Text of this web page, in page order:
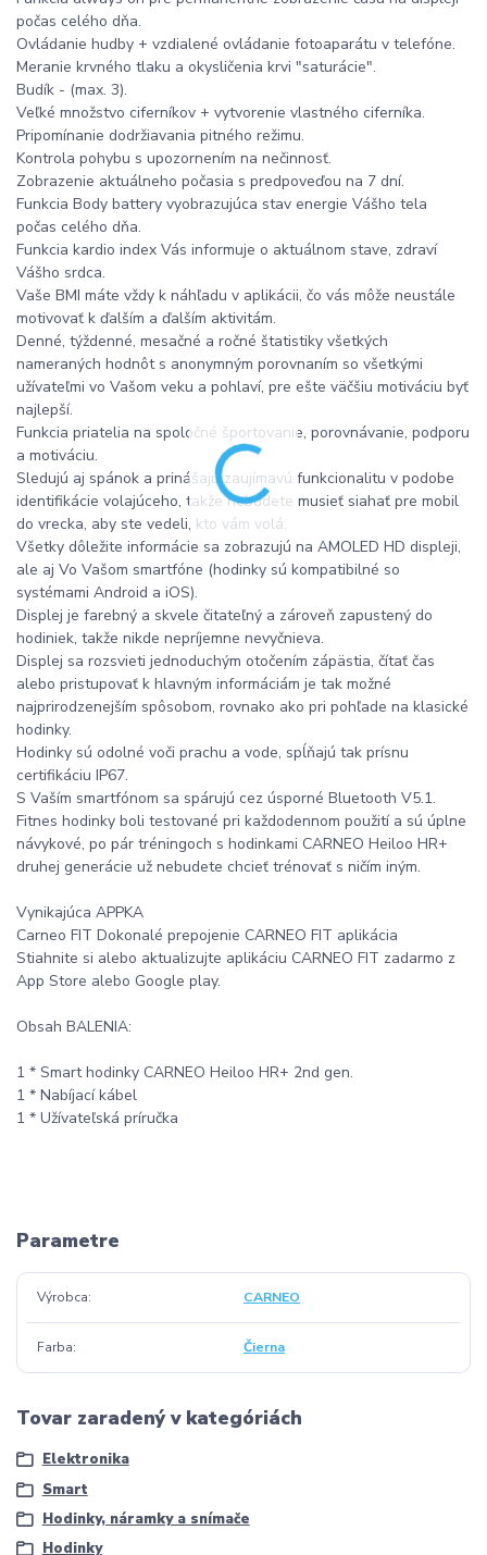
počas celého dňa.
Ovládanie hudby + vzdialené ovládanie fotoaparátu v telefóne.
Meranie krvného tlaku a okysličenia krvi "saturácie".
Budík - (max. 3).
Veľké množstvo ciferníkov + vytvorenie vlastného ciferníka.
Pripomínanie dodržiavania pitného režimu.
Kontrola pohybu s upozornením na nečinnosť.
Zobrazenie aktuálneho počasia s predpoveďou na 7 dní.
Funkcia Body battery vyobrazujúca stav energie Vášho tela
počas celého dňa.
Funkcia kardio index Vás informuje o aktuálnom stave, zdraví
Vášho srdca.
Vaše BMI máte vždy k náhľadu v aplikácii, čo vás môže neustále
motivovať k ďalším a ďalším aktivitám.
Denné, týždenné, mesačné a ročné štatistiky všetkých
nameraných hodnôt s anonymným porovnaním so všetkými
užívateľmi vo Vašom veku a pohlaví, pre ešte väčšiu motiváciu byť
najlepší.
Funkcia priatelia na spoločné športovanie, porovnávanie, podporu
a motiváciu.
Sledujú aj spánok a prinášajú zaujímavú funkcionalitu v podobe
identifikácie volajúceho, takže nebudete musieť siahať pre mobil
do vrecka, aby ste vedeli, kto vám volá.
Všetky dôležite informácie sa zobrazujú na AMOLED HD displeji,
ale aj Vo Vašom smartfóne (hodinky sú kompatibilné so
systémami Android a iOS).
Displej je farebný a skvele čitateľný a zároveň zapustený do
hodiniek, takže nikde nepríjemne nevyčnieva.
Displej sa rozsvieti jednoduchým otočením zápästia, čítať čas
alebo pristupovať k hlavným informáciám je tak možné
najprirodzenejším spôsobom, rovnako ako pri pohľade na klasické
hodinky.
Hodinky sú odolné voči prachu a vode, spĺňajú tak prísnu
certifikáciu IP67.
S Vaším smartfónom sa spárujú cez úsporné Bluetooth V5.1.
Fitnes hodinky boli testované pri každodennom použití a sú úplne
návykové, po pár tréningoch s hodinkami CARNEO Heiloo HR+
druhej generácie už nebudete chcieť trénovať s ničím iným.
Vynikajúca APPKA
Carneo FIT Dokonalé prepojenie CARNEO FIT aplikácia
Stiahnite si alebo aktualizujte aplikáciu CARNEO FIT zadarmo z
App Store alebo Google play.
Obsah BALENIA:
1 * Smart hodinky CARNEO Heiloo HR+ 2nd gen.
1 * Nabíjací kábel
1 * Užívateľská príručka
Parametre
Výrobca CARNEO
Farba Čierna
Tovar zaradený v kategóriách
Elektronika
Smart
Hodinky, náramky a snímače
Hodinky